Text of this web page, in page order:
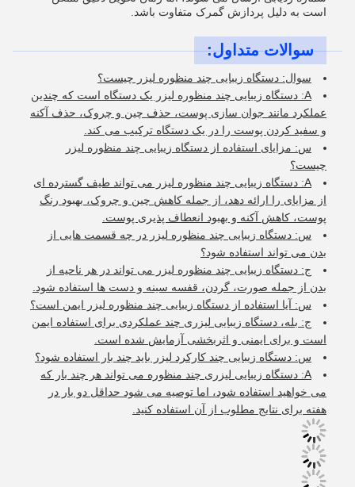
است به دلیل پردازش گمرک متفاوت باشد.
سوالات متداول:
سوال: دستگاه زیبایی چند منظوره لیزر چیست؟
A: دستگاه زیبایی چند منظوره لیزر یک دستگاه است که چندین
عملکرد مانند جوان سازی پوست، حذف چین و چروک، حذف آکنه
و سفید کردن پوست را در یک دستگاه ترکیب می کند.
س: مزایای استفاده از دستگاه زیبایی چند منظوره لیزر
چیست؟
A: دستگاه زیبایی چند منظوره لیزر می تواند طیف گسترده ای
از مزایای را ارائه دهد، از جمله کاهش چین و چروک، بهبود رنگ
پوست، کاهش آکنه و بهبود انعطاف پذیری پوست.
س: دستگاه زیبایی چند منظوره لیزر در چه قسمت هایی از
بدن می تواند استفاده شود؟
ج: دستگاه زیبایی چند منظوره لیزر می تواند در هر ناحیه از
بدن از جمله صورت، گردن، قفسه سینه و دست ها استفاده شود.
س: آیا استفاده از دستگاه زیبایی چند منظوره لیزر ایمن است؟
ج: بله، دستگاه زیبایی لیزری چند عملکردی برای استفاده ایمن
است و برای ایمنی و اثربخشی آزمایش شده است.
س: دستگاه زیبایی چند کارکرد لیزر باید چند بار استفاده شود؟
A: دستگاه زیبایی لیزری چند منظوره می تواند هر چند بار که
می خواهید استفاده شود، اما توصیه می شود حداقل دو بار در
هفته برای نتایج مطلوب از آن استفاده کنید.